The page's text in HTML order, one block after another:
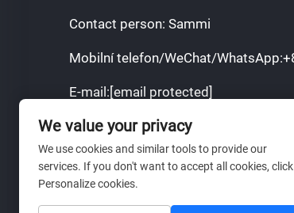
Contact person: Sammi
Mobilní telefon/WeChat/WhatsApp:
E-mail:[email protected]
Autorská práva © 2025 CEQ SAFE
Zásady ochrany soukromí
We value your privacy
We use cookies and similar tools to provide our
services. If you don't want to accept all cookies, click
Personalize cookies.